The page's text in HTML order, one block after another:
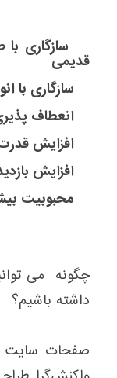
سازگاری با
قدیمی
سازگاری با
انعطاف پذیری
افزایش
افزایش
محبوبیت
چگونه می
داشته باشیم؟
صفحات سایت